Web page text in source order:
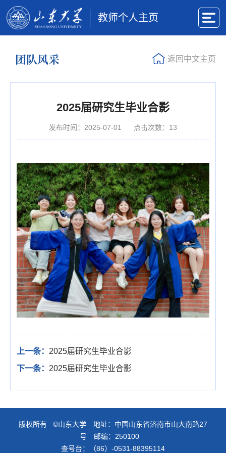
教师个人主页
团队风采 返回中文主页
2025届研究生毕业合影
发布时间：2025-07-01 点击次数： 13
上一条： 2025届研究生毕业合影
下一条： 2025届研究生毕业合影
版权所有 ©山东大学 地址：中国山东省济南市山大南路27
号 邮编：250100
查号台：（86）-0531-88395114